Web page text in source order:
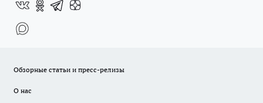
Обзорные статьи и пресс-релизы
О нас